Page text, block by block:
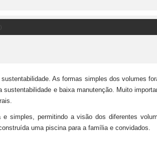
As formas simples dos volumes
e baixa manutenção. Muito
simples, permitindo a visão dos diferentes
uma piscina para a família e convidados.